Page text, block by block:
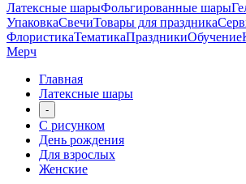
Латексные шарыФольгированные шары
УпаковкаСвечиТовары для праздника
ФлористикаТематикаПраздникиОбучение
Мерч
Главная
Латексные шары
-
С рисунком
День рождения
Для взрослых
Женские